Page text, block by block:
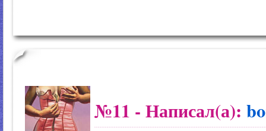
№11 - Написал(а):